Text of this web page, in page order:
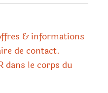
& informations
de contact.
dans le corps du